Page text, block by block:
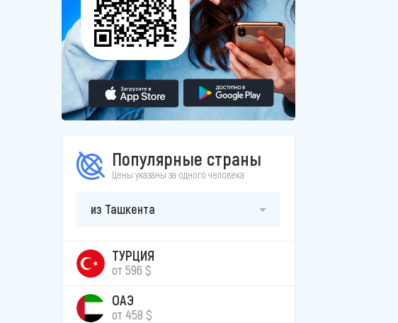
Популярные страны
Цены указаны за одного человека
из Ташкента
ТУРЦИЯ
от 596 $
ОАЭ
от 458 $